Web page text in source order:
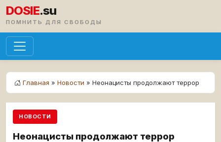
DOSIE.su
ПОМНИТЬ ДЛЯ СВОБОДЫ
Главная » Новости » Неонацисты продолжают террор
НОВОСТИ
Неонацисты продолжают террор